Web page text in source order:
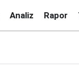
Analiz Rapor